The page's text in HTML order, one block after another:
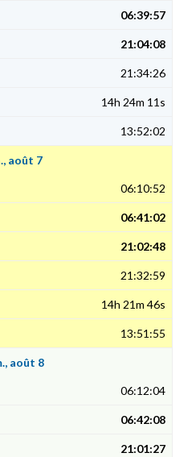
06:39:57
21:04:08
21:34:26
14h 24m 11s
13:52:02
août 7
06:10:52
06:41:02
21:02:48
21:32:59
14h 21m 46s
13:51:55
août 8
06:12:04
06:42:08
21:01:27